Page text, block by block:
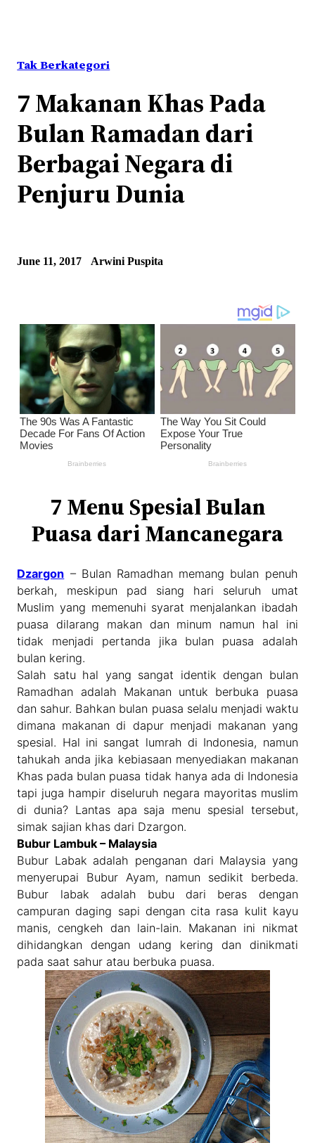
Tak Berkategori
7 Makanan Khas Pada
Bulan Ramadan dari
Berbagai Negara di
Penjuru Dunia
June 11, 2017 Arwini Puspita
7 Menu Spesial Bulan
Puasa dari Mancanegara
Dzargon – Bulan Ramadhan memang bulan penuh
berkah, meskipun pad siang hari seluruh umat
Muslim yang memenuhi syarat menjalankan ibadah
puasa dilarang makan dan minum namun hal ini
tidak menjadi pertanda jika bulan puasa adalah
bulan kering.
Salah satu hal yang sangat identik dengan bulan
Ramadhan adalah Makanan untuk berbuka puasa
dan sahur. Bahkan bulan puasa selalu menjadi waktu
dimana makanan di dapur menjadi makanan yang
spesial. Hal ini sangat lumrah di Indonesia, namun
tahukah anda jika kebiasaan menyediakan makanan
Khas pada bulan puasa tidak hanya ada di Indonesia
tapi juga hampir diseluruh negara mayoritas muslim
di dunia? Lantas apa saja menu spesial tersebut,
simak sajian khas dari Dzargon.
Bubur Lambuk – Malaysia
Bubur Labak adalah penganan dari Malaysia yang
menyerupai Bubur Ayam, namun sedikit berbeda.
Bubur labak adalah bubu dari beras dengan
campuran daging sapi dengan cita rasa kulit kayu
manis, cengkeh dan lain-lain. Makanan ini nikmat
dihidangkan dengan udang kering dan dinikmati
pada saat sahur atau berbuka puasa.